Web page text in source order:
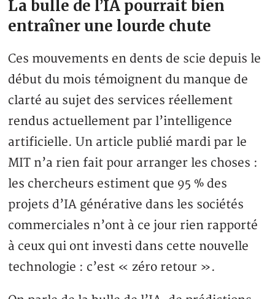
La bulle de l’IA pourrait bien
entraîner une lourde chute
Ces mouvements en dents de scie depuis le
début du mois témoignent du manque de
clarté au sujet des services réellement
rendus actuellement par l’intelligence
artificielle. Un article publié mardi par le
MIT n’a rien fait pour arranger les choses :
les chercheurs estiment que 95 % des
projets d’IA générative dans les sociétés
commerciales n’ont à ce jour rien rapporté
à ceux qui ont investi dans cette nouvelle
technologie : c’est « zéro retour ».